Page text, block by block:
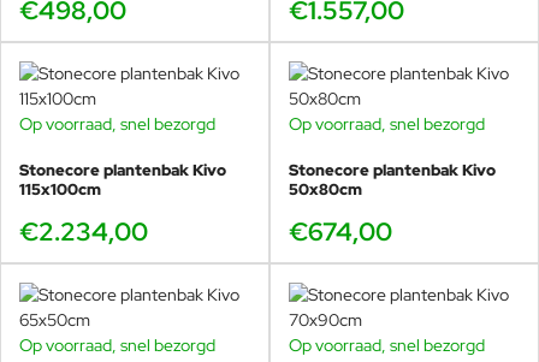
€498,00 €1.557,00
Op voorraad, snel bezorgd
Stonecore plantenbak Kivo
115x100cm
€2.234,00
Op voorraad, snel bezorgd
Stonecore plantenbak Kivo
50x80cm
€674,00
Op voorraad, snel bezorgd Op voorraad, snel bezorgd